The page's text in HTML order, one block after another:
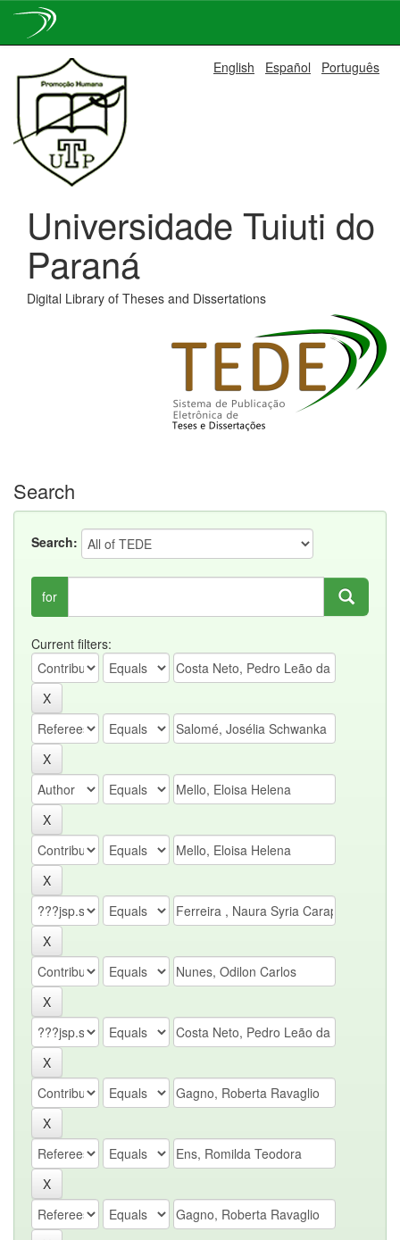
navigation
English Español Português
Universidade Tuiuti do
Paraná
Digital Library of Theses and Dissertations
Search
Search:
for
Current filters: